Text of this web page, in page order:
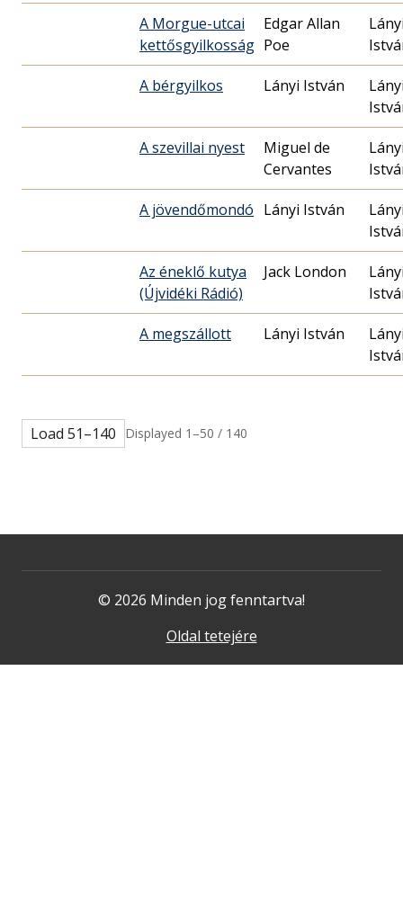
A Morgue-utcai
kettősgyilkosság
Edgar Allan
Poe
A bérgyilkos Lányi István
A szevillai nyest
Miguel de
Cervantes
A jövendőmondó Lányi István
Az éneklő kutya
(Újvidéki Rádió)
Jack London
A megszállott Lányi István
Load 51–140 Displayed 1–50 / 140
© 2026 Minden jog fenntartva!
Oldal tetejére